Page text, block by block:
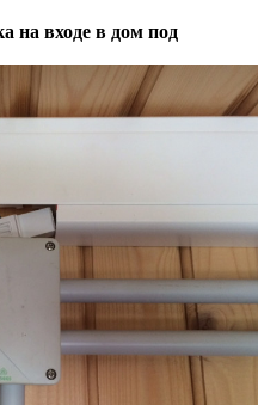
на входе в дом под